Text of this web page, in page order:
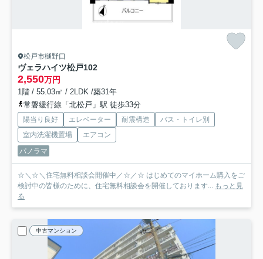
松戸市樋野口
ヴェラハイツ松戸102
2,550万円
1階 / 55.03㎡ / 2LDK /築31年
常磐緩行線「北松戸」駅 徒歩33分
陽当り良好 エレベーター 耐震構造
バス・トイレ別
室内洗濯機置場
エアコン
パノラマ
☆＼☆＼住宅無料相談会開催中／☆／☆ はじめてのマイホーム購入をご
検討中の皆様のために、住宅無料相談会を開催しております... もっと見
る
中古マンション